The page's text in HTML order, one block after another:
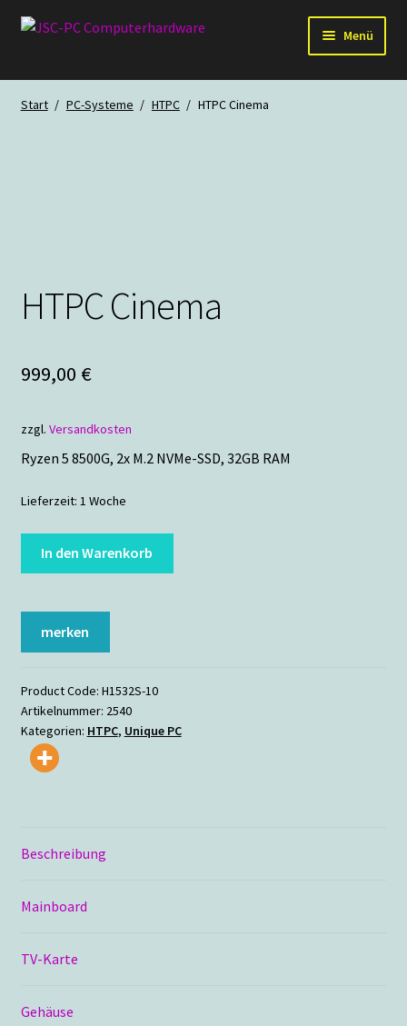
Zur
Zum
Menü
Hardware
Start / PC-Systeme / HTPC / HTPC Cinema
HTPC Cinema
999,00 €
zzgl. Versandkosten
Ryzen 5 8500G, 2x M.2 NVMe-SSD, 32GB RAM
Lieferzeit: 1 Woche
In den Warenkorb
merken
Product Code: H1532S-10
Artikelnummer: 2540
Kategorien: HTPC, Unique PC
Beschreibung
Mainboard
TV-Karte
Gehäuse